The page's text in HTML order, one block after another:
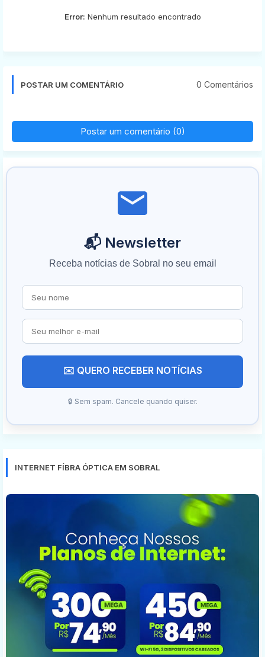
Error: Nenhum resultado encontrado
POSTAR UM COMENTÁRIO 0 Comentários
Postar um comentário (0)
📬 Newsletter
Receba notícias de Sobral no seu email
✉️ QUERO RECEBER NOTÍCIAS
🔒 Sem spam. Cancele quando quiser.
INTERNET FÍBRA ÓPTICA EM SOBRAL